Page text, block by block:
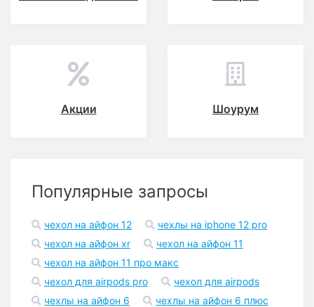
Акции Шоурум
Популярные запросы
чехол на айфон 12
чехлы на iphone 12 pro
чехол на айфон xr
чехол на айфон 11
чехол на айфон 11 про макс
чехол для airpods pro
чехол для airpods
чехлы на айфон 6
чехлы на айфон 6 плюс